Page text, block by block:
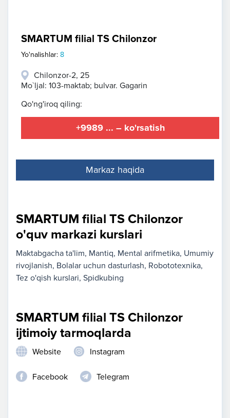
SMARTUM filial TS Chilonzor
Yo'nalishlar: 8
Chilonzor-2, 25
Mo`ljal: 103-maktab; bulvar. Gagarin
Qo'ng'iroq qiling:
+9989 ... – ko'rsatish
Markaz haqida
SMARTUM filial TS Chilonzor
o'quv markazi kurslari
Maktabgacha ta'lim Mantiq Mental arifmetika Umumiy
rivojlanish Bolalar uchun dasturlash Robototexnika
Tez o'qish kurslari Spidkubing
SMARTUM filial TS Chilonzor
ijtimoiy tarmoqlarda
Website Instagram
Facebook Telegram